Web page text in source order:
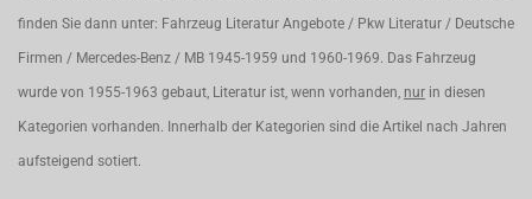
finden Sie dann unter: Fahrzeug Literatur Angebote / Pkw Literatur / Deutsche
Firmen / Mercedes-Benz / MB 1945-1959 und 1960-1969. Das Fahrzeug
wurde von 1955-1963 gebaut, Literatur ist, wenn vorhanden, nur in diesen
Kategorien vorhanden. Innerhalb der Kategorien sind die Artikel nach Jahren
aufsteigend sotiert.